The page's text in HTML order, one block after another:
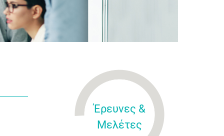
Έρευνες &
Μελέτες